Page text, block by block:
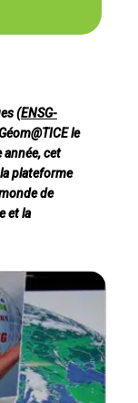
(ENSG-
le
année, cet
plateforme
de
et la